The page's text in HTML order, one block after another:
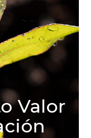
Valor